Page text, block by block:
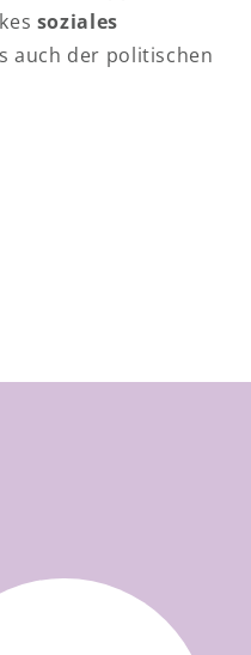
soziales
auch der politischen